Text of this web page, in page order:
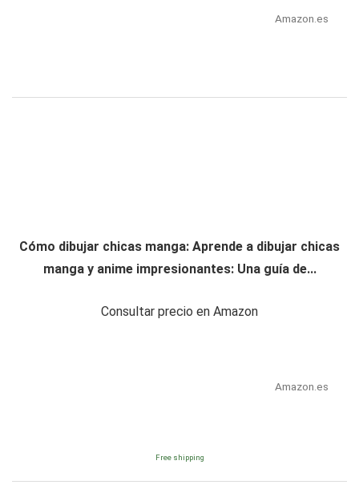
Amazon.es
Cómo dibujar chicas manga: Aprende a dibujar chicas
manga y anime impresionantes: Una guía de...
Consultar precio en Amazon
Amazon.es
Free shipping